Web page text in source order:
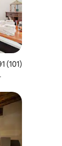
av 5 i
(101)